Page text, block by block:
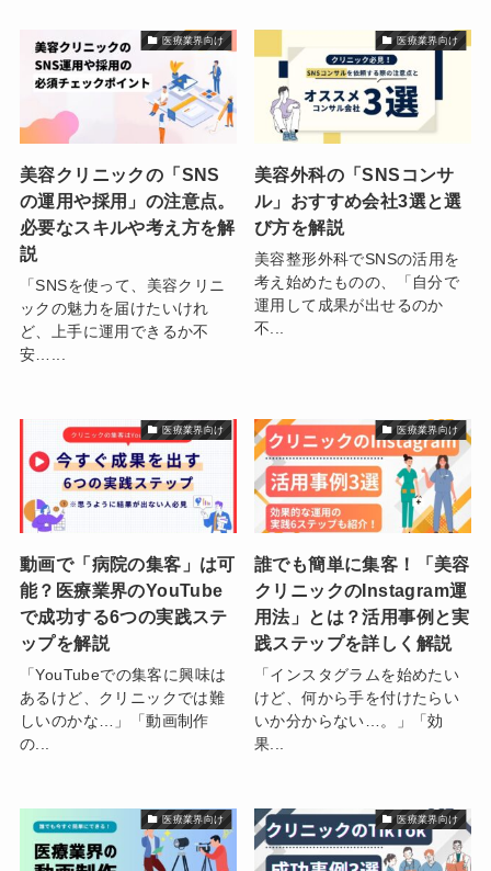
医療業界向け
美容クリニックの「SNS
の運用や採用」の注意点。
必要なスキルや考え方を解
説
「SNSを使って、美容クリニ
ックの魅力を届けたいけれ
ど、上手に運用できるか不
安…...
医療業界向け
美容外科の「SNSコンサ
ル」おすすめ会社3選と選
び方を解説
美容整形外科でSNSの活用を
考え始めたものの、「自分で
運用して成果が出せるのか
不...
医療業界向け
動画で「病院の集客」は可
能？医療業界のYouTube
で成功する6つの実践ステ
ップを解説
「YouTubeでの集客に興味は
あるけど、クリニックでは難
しいのかな…」「動画制作
の...
医療業界向け
誰でも簡単に集客！「美容
クリニックのInstagram運
用法」とは？活用事例と実
践ステップを詳しく解説
「インスタグラムを始めたい
けど、何から手を付けたらい
いか分からない…。」「効
果...
医療業界向け 医療業界向け